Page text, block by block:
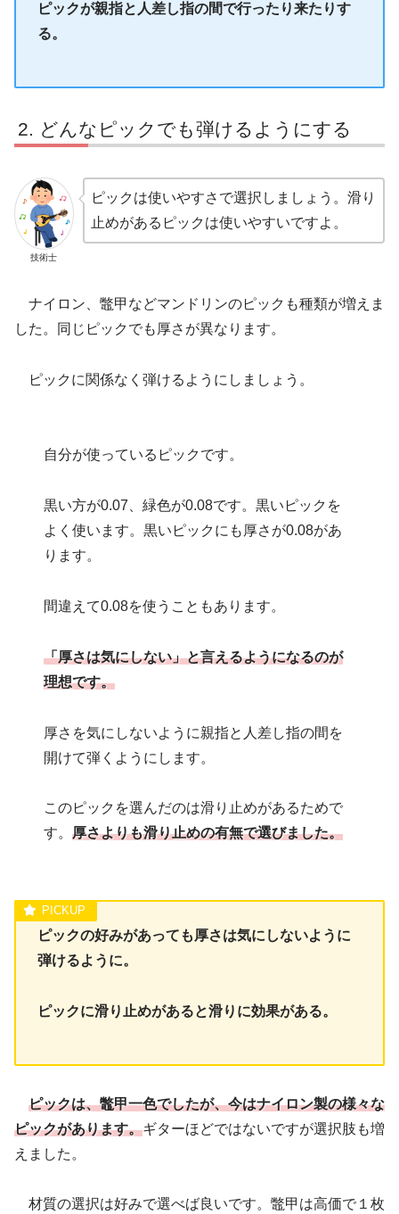
ピックが親指と人差し指の間で行ったり来たりす
る。
どんなピックでも弾けるようにする
技術士
ピックは使いやすさで選択しましょう。滑り
止めがあるピックは使いやすいですよ。
ナイロン、鼈甲などマンドリンのピックも種類が増えま
した。同じピックでも厚さが異なります。
ピックに関係なく弾けるようにしましょう。
自分が使っているピックです。
黒い方が0.07、緑色が0.08です。黒いピックを
よく使います。黒いピックにも厚さが0.08があ
ります。
間違えて0.08を使うこともあります。
「厚さは気にしない」と言えるようになるのが
理想です。
厚さを気にしないように親指と人差し指の間を
開けて弾くようにします。
このピックを選んだのは滑り止めがあるためで
す。厚さよりも滑り止めの有無で選びました。
ピックの好みがあっても厚さは気にしないように
弾けるように。
ピックに滑り止めがあると滑りに効果がある。
ピックは、鼈甲一色でしたが、今はナイロン製の様々な
ピックがあります。ギターほどではないですが選択肢も増
えました。
材質の選択は好みで選べば良いです。鼈甲は高価で１枚